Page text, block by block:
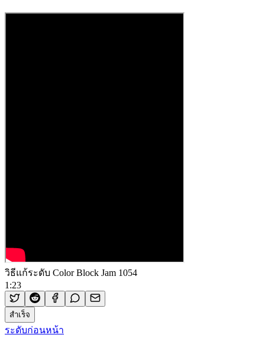
วิธีแก้ระดับ Color Block Jam 1054
1:23
สำเร็จ
ระดับก่อนหน้า